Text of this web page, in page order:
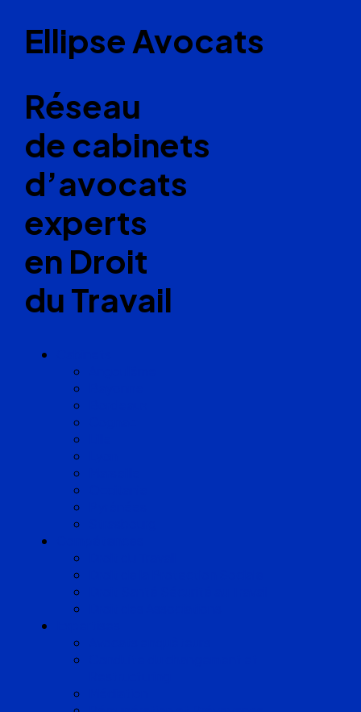
Ellipse Avocats
Réseau
de cabinets
d’avocats
experts
en Droit
du Travail